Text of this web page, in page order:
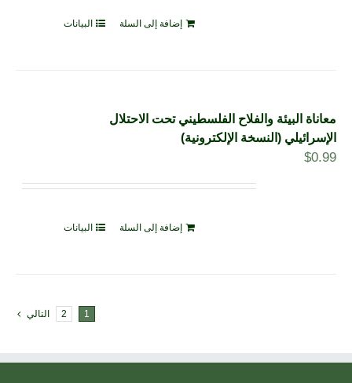
إضافة إلى السلة البيانات
معاناة البيئة والفلاح الفلسطيني تحت الاحتلال
الإسرائيلي (النسخة الإلكترونية)
$0.99
إضافة إلى السلة البيانات
1
2 التالي